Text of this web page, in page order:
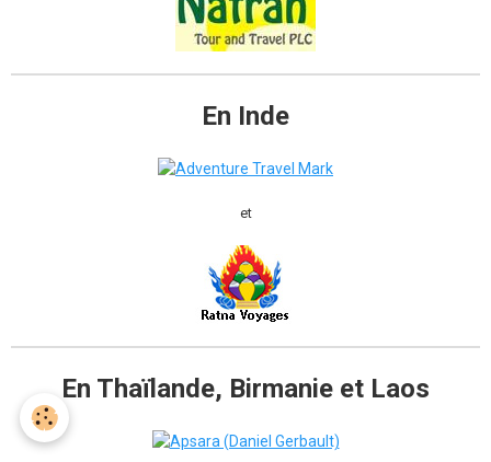
En Inde
et
En Thaïlande, Birmanie et Laos